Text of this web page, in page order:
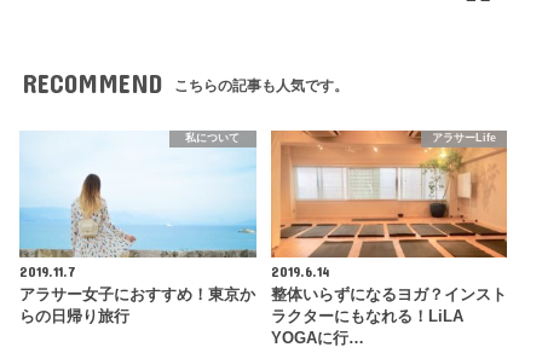
RECOMMEND こちらの記事も人気です。
私について
2019.11.7
アラサー女子におすすめ！東京か
らの日帰り旅行
アラサーLife
2019.6.14
整体いらずになるヨガ？インスト
ラクターにもなれる！LiLA
YOGAに行…